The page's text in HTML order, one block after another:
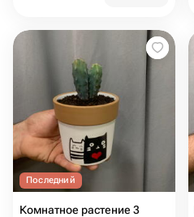
Последний
Комнатное растение 3